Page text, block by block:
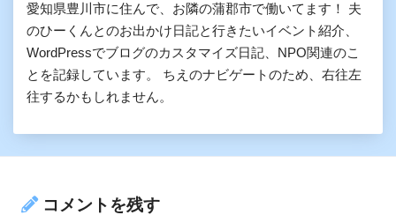
愛知県豊川市に住んで、お隣の蒲郡市で働いてます！ 夫
のひーくんとのお出かけ日記と行きたいイベント紹介、
WordPressでブログのカスタマイズ日記、NPO関連のこ
とを記録しています。 ちえのナビゲートのため、右往左
往するかもしれません。
コメントを残す